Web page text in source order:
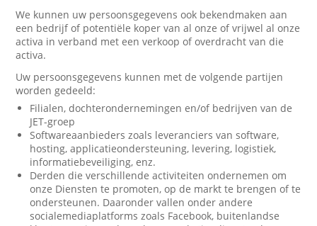
We kunnen uw persoonsgegevens ook bekendmaken aan
een bedrijf of potentiële koper van al onze of vrijwel al onze
activa in verband met een verkoop of overdracht van die
activa.
Uw persoonsgegevens kunnen met de volgende partijen
worden gedeeld:
Filialen, dochterondernemingen en/of bedrijven van de
JET-groep
Softwareaanbieders zoals leveranciers van software,
hosting, applicatieondersteuning, levering, logistiek,
informatiebeveiliging, enz.
Derden die verschillende activiteiten ondernemen om
onze Diensten te promoten, op de markt te brengen of te
ondersteunen. Daaronder vallen onder andere
socialemediaplatforms zoals Facebook, buitenlandse